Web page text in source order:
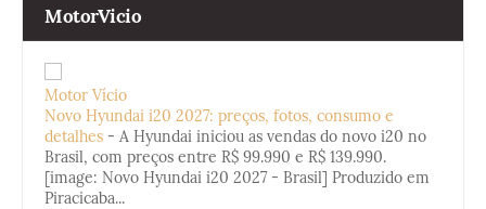
MotorVicio
Motor Vício
Novo Hyundai i20 2027: preços, fotos, consumo e
detalhes - A Hyundai iniciou as vendas do novo i20 no
Brasil, com preços entre R$ 99.990 e R$ 139.990.
[image: Novo Hyundai i20 2027 - Brasil] Produzido em
Piracicaba...